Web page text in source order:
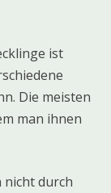
ist
Die meisten
man ihnen
nicht durch